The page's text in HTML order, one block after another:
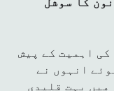
اہمیت کے پیش
انہوں نے
میں بہت قلیدی